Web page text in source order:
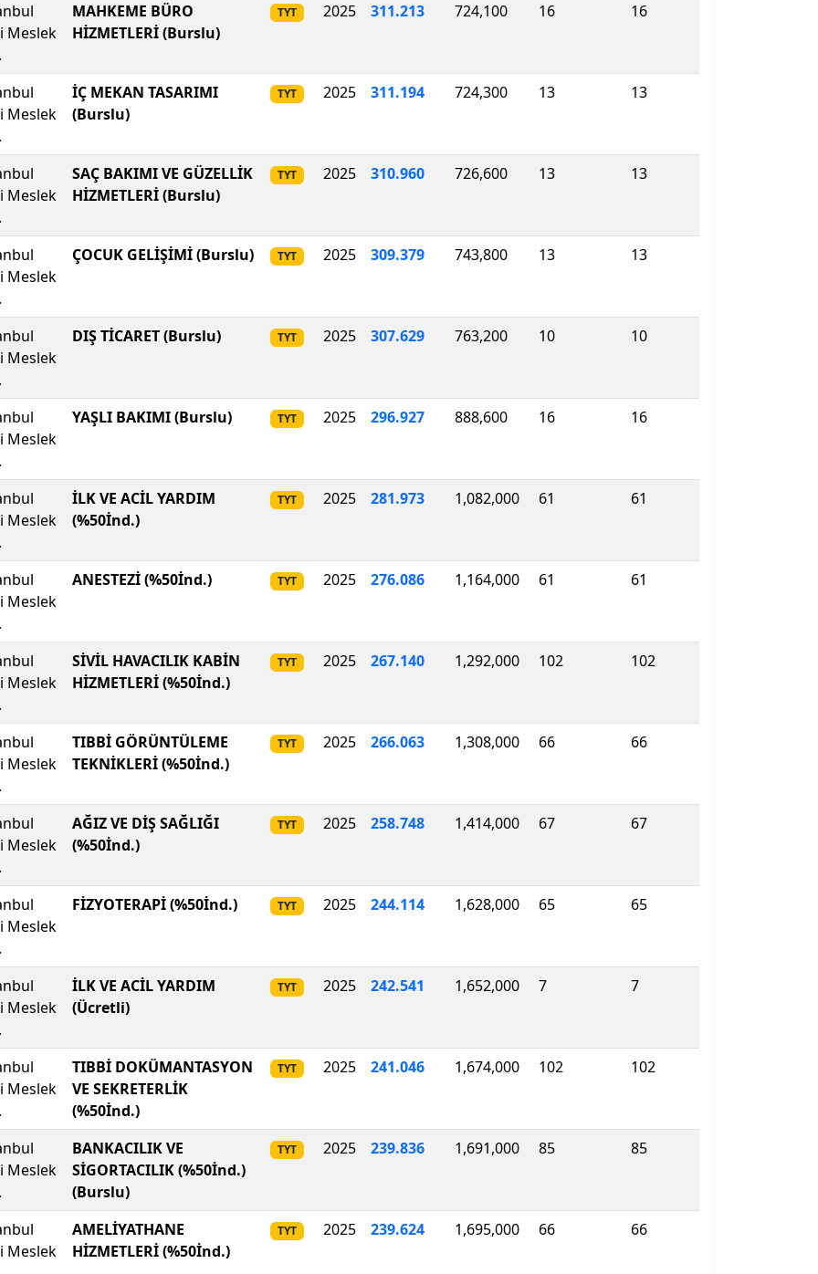
Meslek
MAHKEME BÜRO
HİZMETLERİ (Burslu)
TYT 2025 311.213 724,100 16 16
Meslek
İÇ MEKAN TASARIMI
(Burslu)
TYT 2025 311.194 724,300 13 13
Meslek
SAÇ BAKIMI VE GÜZELLİK
HİZMETLERİ (Burslu)
TYT 2025 310.960 726,600 13 13
Meslek
ÇOCUK GELİŞİMİ (Burslu) TYT 2025 309.379 743,800 13 13
Meslek
DIŞ TİCARET (Burslu) TYT 2025 307.629 763,200 10 10
Meslek
YAŞLI BAKIMI (Burslu) TYT 2025 296.927 888,600 16 16
Meslek
İLK VE ACİL YARDIM
(%50İnd.)
TYT 2025 281.973 1,082,000 61 61
Meslek
ANESTEZİ (%50İnd.) TYT 2025 276.086 1,164,000 61 61
Meslek
SİVİL HAVACILIK KABİN
HİZMETLERİ (%50İnd.)
TYT 2025 267.140 1,292,000 102 102
Meslek
TIBBİ GÖRÜNTÜLEME
TEKNİKLERİ (%50İnd.)
TYT 2025 266.063 1,308,000 66 66
Meslek
AĞIZ VE DİŞ SAĞLIĞI
(%50İnd.)
TYT 2025 258.748 1,414,000 67 67
Meslek
FİZYOTERAPİ (%50İnd.) TYT 2025 244.114 1,628,000 65 65
Meslek
İLK VE ACİL YARDIM
(Ücretli)
TYT 2025 242.541 1,652,000 7 7
Meslek
TIBBİ DOKÜMANTASYON
VE SEKRETERLİK
(%50İnd.)
TYT 2025 241.046 1,674,000 102 102
Meslek
BANKACILIK VE
SİGORTACILIK (%50İnd.)
(Burslu)
TYT 2025 239.836 1,691,000 85 85
Meslek
AMELİYATHANE
HİZMETLERİ (%50İnd.)
TYT 2025 239.624 1,695,000 66 66